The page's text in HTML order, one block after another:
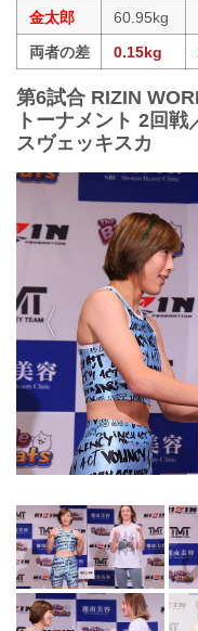
金太郎
60.95kg
両者の差
0.15kg
第6試合 RIZIN
トーナメント 2回
スヴェッキスカ